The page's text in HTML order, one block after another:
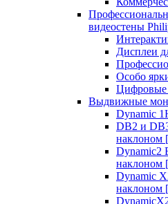
видеостены
Дисплеи
Особо
Цифровые
Выдвижные
Dynamic
DB2 и
наклоном
Dynamic2
наклоном
Dynamic
наклоном